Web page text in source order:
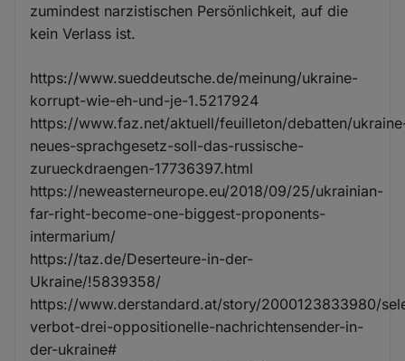
zumindest narzistischen Persönlichkeit, auf die
kein Verlass ist.
https://www.sueddeutsche.de/meinung/ukraine-
korrupt-wie-eh-und-je-1.5217924
https://www.faz.net/aktuell/feuilleton/debatten/
neues-sprachgesetz-soll-das-russische-
zurueckdraengen-17736397.html
https://neweasterneurope.eu/2018/09/25/ukrainian-
far-right-become-one-biggest-proponents-
intermarium/
https://taz.de/Deserteure-in-der-
Ukraine/!5839358/
https://www.derstandard.at/story/2000123833980/
verbot-drei-oppositionelle-nachrichtensender-in-
der-ukraine#